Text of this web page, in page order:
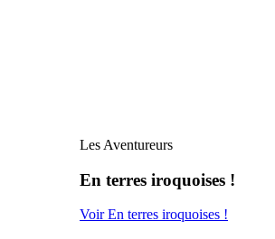
Les Aventureurs
En terres iroquoises !
Voir En terres iroquoises !